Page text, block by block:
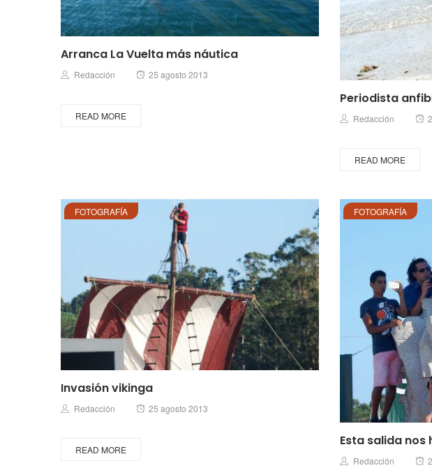
Arranca La Vuelta más náutica
Author
Redacción
Posted
25 agosto 2013
READ MORE
Periodista
Author
Redacción
READ MORE
FOTOGRAFÍA
Invasión vikinga
Author
Redacción
Posted
25 agosto 2013
READ MORE
FOTOGRAFÍA
Esta salida
Author
Redacción